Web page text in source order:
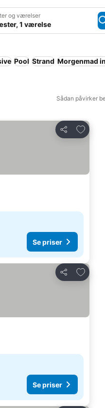
og værelser
1 værelse
Pool Strand Morgenmad
Sådan påvirker
Del
Føj til
Se priser
Del
Føj til
Se priser